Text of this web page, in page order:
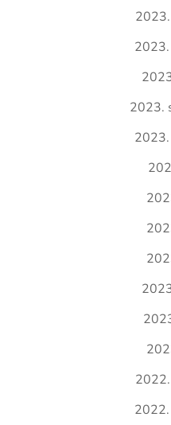
2023.
2023.